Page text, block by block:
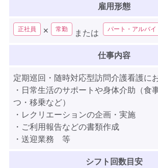
雇用形態
正社員 ✕ 常勤 または パート・アルバイ
仕事内容
定期巡回・随時対応型訪問介護看護に
・日常生活のサポートや身体介助（食
つ・移乗など）
・レクリエーションの企画・実施
・ご利用報告などの書類作成
・送迎業務 等
シフト回数目安